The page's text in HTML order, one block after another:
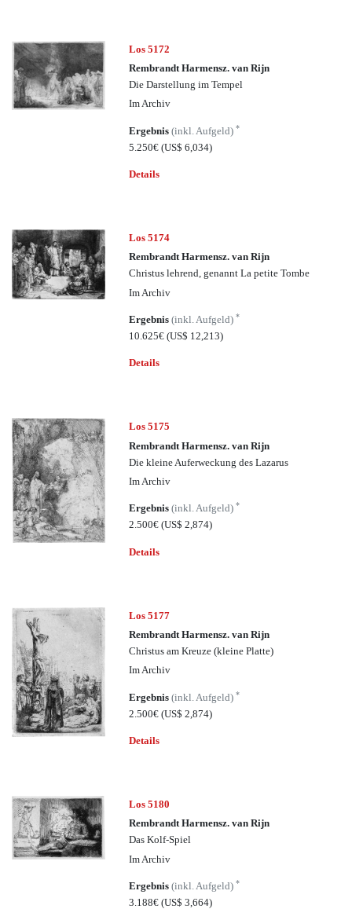
Los 5172
Rembrandt Harmensz. van Rijn
Die Darstellung im Tempel
Im Archiv
Ergebnis(inkl. Aufgeld)*
5.250€(US$ 6,034)
Details
Los 5174
Rembrandt Harmensz. van Rijn
Christus lehrend, genannt La petite Tombe
Im Archiv
Ergebnis(inkl. Aufgeld)*
10.625€(US$ 12,213)
Details
Los 5175
Rembrandt Harmensz. van Rijn
Die kleine Auferweckung des Lazarus
Im Archiv
Ergebnis(inkl. Aufgeld)*
2.500€(US$ 2,874)
Details
Los 5177
Rembrandt Harmensz. van Rijn
Christus am Kreuze (kleine Platte)
Im Archiv
Ergebnis(inkl. Aufgeld)*
2.500€(US$ 2,874)
Details
Los 5180
Rembrandt Harmensz. van Rijn
Das Kolf-Spiel
Im Archiv
Ergebnis(inkl. Aufgeld)*
3.188€(US$ 3,664)